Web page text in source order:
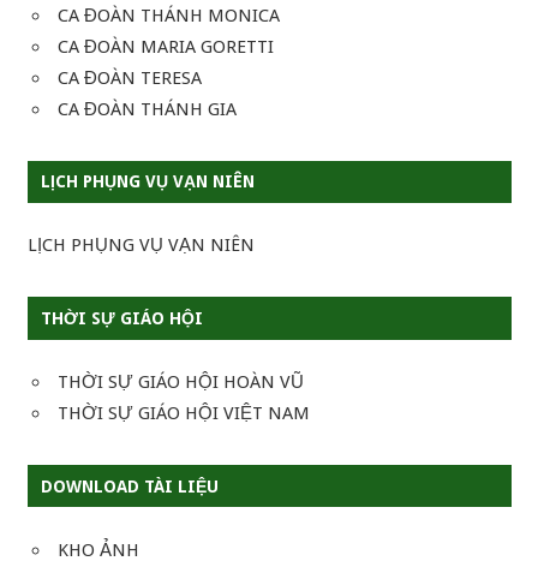
CA ĐOÀN THÁNH MONICA
CA ĐOÀN MARIA GORETTI
CA ĐOÀN TERESA
CA ĐOÀN THÁNH GIA
LỊCH PHỤNG VỤ VẠN NIÊN
LỊCH PHỤNG VỤ VẠN NIÊN
THỜI SỰ GIÁO HỘI
THỜI SỰ GIÁO HỘI HOÀN VŨ
THỜI SỰ GIÁO HỘI VIỆT NAM
DOWNLOAD TÀI LIỆU
KHO ẢNH